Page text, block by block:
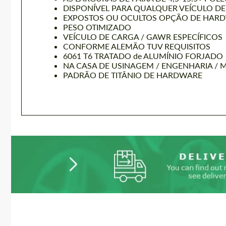
DISPONÍVEL PARA QUALQUER VEÍCULO
EXPOSTOS OU OCULTOS OPÇÃO DE
PESO OTIMIZADO
VEÍCULO DE CARGA / GAWR ESPECÍFICOS
CONFORME ALEMÃO TUV REQUISITOS
6061 T6 TRATADO de ALUMÍNIO FORJADO
NA CASA DE USINAGEM / ENGENHARIA /
PADRÃO DE TITÂNIO DE HARDWARE